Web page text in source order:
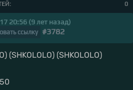
0
20:56 (9 лет назад)
ссылку #3782
(SHKOLOLO) (SHKOLOLO)